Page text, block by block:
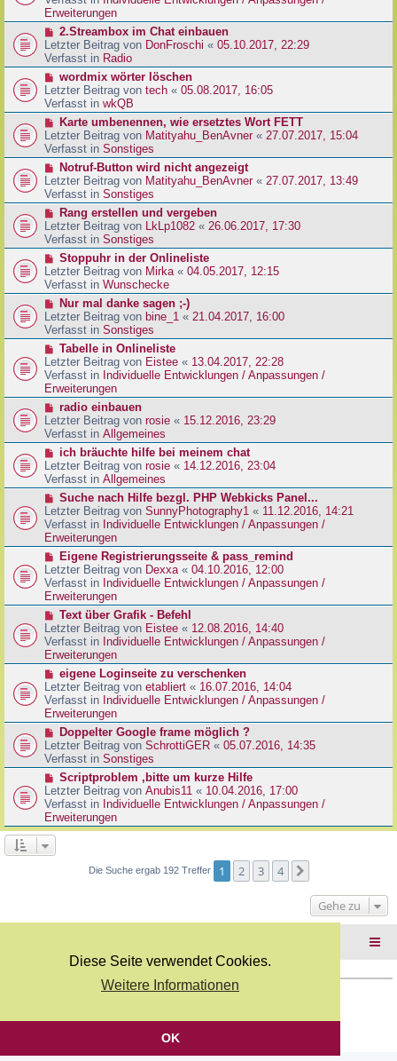
Diese Seite verwendet Cookies.
Weitere Informationen
OK
g
e
i
r
a
g
e
r
B
e
i
r
a
g
Erweiterungen
N
e
u
e
r
B
e
t
r
a
g
2.Streambox im Chat einbauen
Letzter Beitrag von DonFroschi « 05.10.2017, 22:29
Verfasst in Radio
N
e
u
e
r
B
e
t
r
a
g
wordmix wörter löschen
Letzter Beitrag von tech « 05.08.2017, 16:05
Verfasst in wkQB
N
e
u
e
r
B
e
t
r
a
g
Karte umbenennen, wie ersetztes Wort FETT
Letzter Beitrag von Matityahu_BenAvner « 27.07.2017, 15:04
Verfasst in Sonstiges
N
e
u
e
r
B
e
t
r
a
g
Notruf-Button wird nicht angezeigt
Letzter Beitrag von Matityahu_BenAvner« 27.07.2017, 13:49
Verfasst in Sonstiges
N
e
u
e
r
B
e
t
r
a
g
Rang erstellen und vergeben
Letzter Beitrag von LkLp1082 « 26.06.2017, 17:30
Verfasst in Sonstiges
N
e
u
e
r
B
e
t
r
a
g
Stoppuhr in der Onlineliste
Letzter Beitrag von Mirka« 04.05.2017, 12:15
Verfasst in Wunschecke
N
e
u
e
r
B
e
i
r
a
g
Nur mal danke sagen ;-)
Letzter Beitrag von bine_1 « 21.04.2017, 16:00
Verfasst in Sonstiges
N
e
u
e
r
B
e
i
r
a
g
Tabelle in Onlineliste
Letzter Beitrag von Eistee « 13.04.2017, 22:28
Verfasst in Individuelle Entwicklungen / Anpassungen /
Erweiterungen
N
e
u
e
r
B
e
t
r
a
g
radio einbauen
Letzter Beitrag von rosie « 15.12.2016, 23:29
Verfasst in Allgemeines
N
e
u
e
r
B
e
i
r
a
g
ich bräuchte hilfe bei meinem chat
Letzter Beitrag von rosie « 14.12.2016, 23:04
Verfasst in Allgemeines
N
e
u
e
r
B
e
i
t
a
g
Suche nach Hilfe bezgl. PHP Webkicks Panel...
Letzter Beitrag von SunnyPhotography1 « 11.12.2016, 14:21
Verfasst in Individuelle Entwicklungen / Anpassungen /
Erweiterungen
N
e
u
e
r
B
e
i
t
a
g
Eigene Registrierungsseite & pass_remind
Letzter Beitrag von Dexxa« 04.10.2016, 12:00
Verfasst in Individuelle Entwicklungen / Anpassungen /
Erweiterungen
N
e
u
e
r
B
e
i
t
a
g
Text über Grafik - Befehl
Letzter Beitrag von Eistee « 12.08.2016, 14:40
Verfasst in Individuelle Entwicklungen / Anpassungen /
Erweiterungen
N
e
u
e
r
B
e
i
r
a
g
eigene Loginseite zu verschenken
Letzter Beitrag von etabliert « 16.07.2016, 14:04
Verfasst in Individuelle Entwicklungen / Anpassungen /
Erweiterungen
N
e
u
e
r
B
e
i
t
r
Doppelter Google frame möglich ?
Letzter Beitrag von SchrottiGER « 05.07.2016, 14:35
Verfasst in Sonstiges
N
e
u
e
r
e
g
Scriptproblem ,bitte um kurze Hilfe
Letzter Beitrag von Anubis11 « 10.04.2016, 17:00
Verfasst in Individuelle Entwicklungen / Anpassungen /
Erweiterungen
Die Suche ergab 192 Treffer 1 2 3 4
Gehe zu
Deutsche Übersetzung durchphpBB.de